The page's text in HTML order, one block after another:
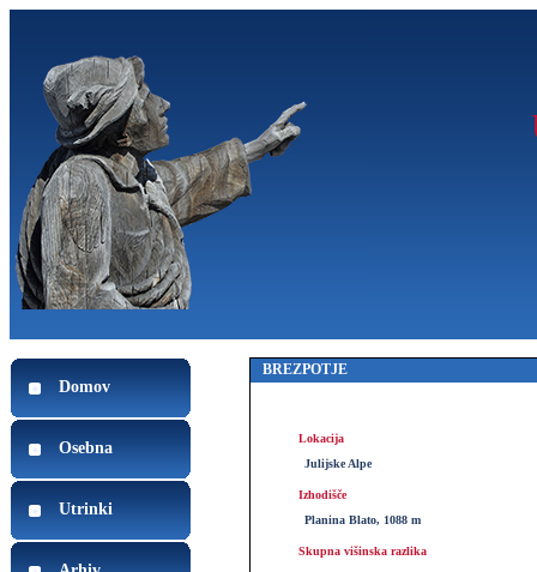
Domov
Osebna
Utrinki
BREZPOTJE
Lokacija
Julijske Alpe
Izhodišče
Planina Blato, 1088 m
Skupna višinska razlika